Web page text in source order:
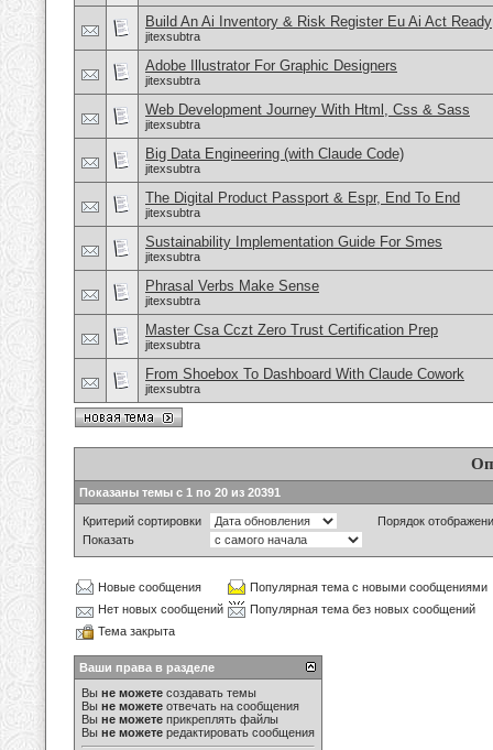
Build An Ai Inventory & Risk Register Eu Ai Act Ready
jitexsubtra
Adobe Illustrator For Graphic Designers
jitexsubtra
Web Development Journey With Html, Css & Sass
jitexsubtra
Big Data Engineering (with Claude Code)
jitexsubtra
The Digital Product Passport & Espr, End To End
jitexsubtra
Sustainability Implementation Guide For Smes
jitexsubtra
Phrasal Verbs Make Sense
jitexsubtra
Master Csa Cczt Zero Trust Certification Prep
jitexsubtra
From Shoebox To Dashboard With Claude Cowork
jitexsubtra
Показаны темы с 1 по 20 из 20391
Критерий сортировки
Порядок
Показать
Новые сообщения
Популярная тема с новыми сообщениями
Нет новых сообщений
Популярная тема без новых сообщений
Тема закрыта
Ваши права в разделе
Вы не можете создавать темы
Вы не можете отвечать на сообщения
Вы не можете прикреплять файлы
Вы не можете редактировать сообщения